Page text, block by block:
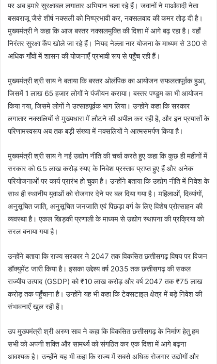
पर अब हमारे सुरक्षाबल लगातार अभियान चला रहे हैं। जवानों ने माओवादी नेता
बसवराजू जैसे शीर्ष नक्सली को निष्प्रभावी कर, नक्सलवाद की कमर तोड़ दी है।
मुख्यमंत्री ने कहा कि आज बस्तर नक्सलमुक्ति की दिशा में आगे बढ़ रहा है। वहाँ
निरंतर सुरक्षा कैंप खोले जा रहे हैं। नियद नेल्ला नार योजना के माध्यम से 300 से
अधिक गाँवों में शासन की योजनाएँ प्रभावी रूप से पहुँच रही हैं।
मुख्यमंत्री श्री साय ने बताया कि बस्तर ओलंपिक का आयोजन सफलतापूर्वक हुआ,
जिसमें 1 लाख 65 हजार लोगों ने पंजीयन कराया। बस्तर पण्डुम का भी आयोजन
किया गया, जिसमे लोगों ने उत्साहपूर्वक भाग लिया। उन्होंने कहा कि सरकार
लगातार नक्सलियों से मुख्यधारा में लौटने की अपील कर रही है, और इन प्रयासों के
परिणामस्वरूप अब तक बड़ी संख्या में नक्सलियों ने आत्मसमर्पण किया है।
मुख्यमंत्री श्री साय ने नई उद्योग नीति की चर्चा करते हुए कहा कि कुछ ही महीनों में
सरकार को 6.5 लाख करोड़ रुपए के निवेश प्रस्ताव प्राप्त हुए हैं और अनेक
परियोजनाओं पर कार्य प्रारंभ हो चुका है। उन्होंने बताया कि उद्योग नीति में निवेश के
साथ ही स्थानीय युवाओं को रोजगार देने पर बल दिया गया है। महिलाओं, दिव्यांगों,
अनुसूचित जाति, अनुसूचित जनजाति एवं पिछड़ा वर्ग के लिए विशेष प्रोत्साहन की
व्यवस्था है। एकल खिड़की प्रणाली के माध्यम से उद्योग स्थापना की प्रक्रिया को
सरल बनाया गया है।
उन्होंने बताया कि राज्य सरकार ने 2047 तक विकसित छत्तीसगढ़ विषय पर विजन
डॉक्युमेंट जारी किया है। इसका उद्देश्य वर्ष 2035 तक छत्तीसगढ़ की सकल
राज्यीय उत्पाद (GSDP) को ₹10 लाख करोड़ और वर्ष 2047 तक ₹75 लाख
करोड़ तक पहुँचाना है। उन्होंने यह भी कहा कि टेक्सटाइल क्षेत्र में बड़े निवेश की
संभावनाएँ खुल रही हैं।
उप मुख्यमंत्री श्री अरुण साव ने कहा कि विकसित छत्तीसगढ़ के निर्माण हेतु हम
सभी को अपनी शक्ति और सामर्थ्य को संगठित कर एक दिशा में आगे बढ़ना
आवश्यक है। उन्होंने यह भी कहा कि राज्य में सबसे अधिक रोजगार उद्योगों और